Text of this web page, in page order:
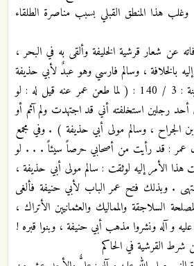
هذا المنطق القبلي بسبب مناصرة الطلقاء
عن شعار قرشية الخليفة وألقى به في البحر ،
بالخلافة ، وسالم فارسي وهو عبدٌ لأبي حذيفة
الأموي ! قال في تاريخ المدينة : 3 / 140 : ( لما طعن عمر عنه قيل له : لو
رجلين استخلفته أني قد اجتهدت ولم آثم أو
الجراح ، وسالم مولى أبي حذيفة ) . وفي مجمع
/ 220 : ( فقال عمر : قد رأيت من أصحابي حرصاً سيئاً . . . لو
الأمر إليه لوثقت : سالم مولى أبي حذيفة ،
. وبذلك فتح عمر الباب لأبي حنيفة فألغى
السلاجقة والمماليك والعثمانيين الأتراك ،
عليه و آله ونشروا مذهب أبي حنيفة ، وبنوا قبره !
القرشية في الحاكم